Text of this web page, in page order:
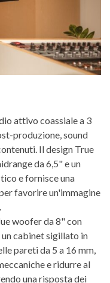
attivo coassiale a 3
produzione, sound
Il design True
da 6,5" e un
e fornisce una
favorire un'immagine
woofer da 8" con
cabinet sigillato in
pareti da 5 a 16 mm,
e ridurre al
una risposta dei